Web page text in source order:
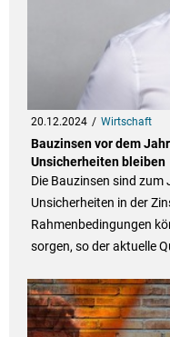
20.12.2024 Wirtschaft
Bauzinsen vor dem
Unsicherheiten bleiben
Die Bauzinsen sind zum
Unsicherheiten in der
Rahmenbedingungen
sorgen, so der aktuelle